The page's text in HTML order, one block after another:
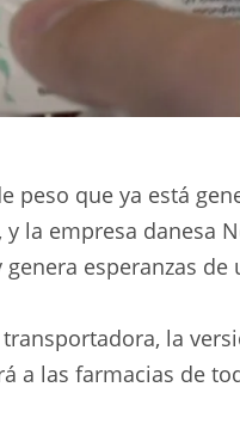
peso que ya está
la empresa danesa
esperanzas de
la
a las farmacias de